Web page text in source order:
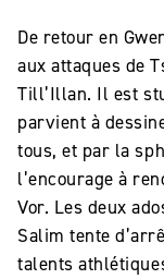
De retour en
aux attaques de
Till’Illan. Il est
parvient à
tous, et par la
l’encourage à
Vor. Les deux
Salim tente
talents